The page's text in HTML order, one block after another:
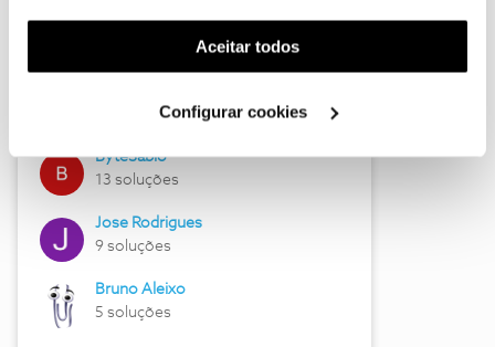
funcionalidade) e adaptar anúncios aos seus interesses
(cookies de publicidade personalizada). Pode gerir a
utilização dos cookies clicando em "Configurar
Aceitar todos
Configurar cookies
Hall of Fame de julho
17 soluções
ByteSábio
13 soluções
Jose Rodrigues
9 soluções
Bruno Aleixo
5 soluções